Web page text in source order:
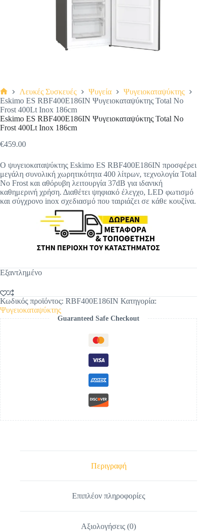
Αρχική
σελίδα
Λευκές Συσκευές Ψυγεία
Ψυγειοκαταψύκτης
Eskimo ES RBF400E186IN Ψυγειοκαταψύκτης Total No
Frost 400Lt Inox 186cm
Eskimo ES RBF400E186IN Ψυγειοκαταψύκτης Total No
Frost 400Lt Inox 186cm
Original
was:
€499.00.
€459.00
Η
τιμή
είναι:
€459.00.
Ο ψυγειοκαταψύκτης Eskimo ES RBF400E186IN προσφέρει
μεγάλη συνολική χωρητικότητα 400 λίτρων, τεχνολογία Total
No Frost και αθόρυβη λειτουργία 37dB για ιδανική
καθημερινή χρήση. Διαθέτει ψηφιακό έλεγχο, LED φωτισμό
και σύγχρονο inox σχεδιασμό που ταιριάζει σε κάθε κουζίνα.
Εξαντλημένο
Κωδικός προϊόντος: RBF400E186IN Κατηγορία:
Ψυγειοκαταψύκτης
Guaranteed Safe Checkout
Περιγραφή
Επιπλέον πληροφορίες
Αξιολογήσεις (0)